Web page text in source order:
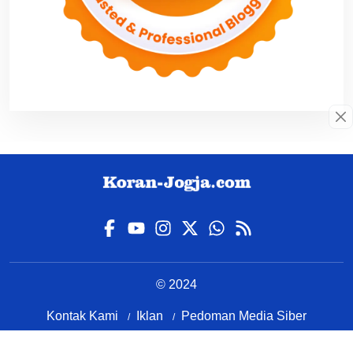
© 2024
Kontak Kami Iklan Pedoman Media Siber